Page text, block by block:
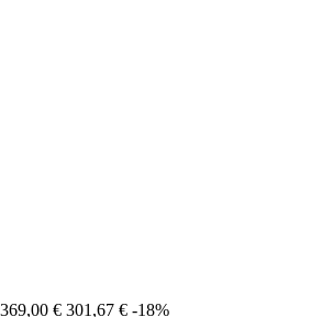
369,00 € 301,67 € -18%